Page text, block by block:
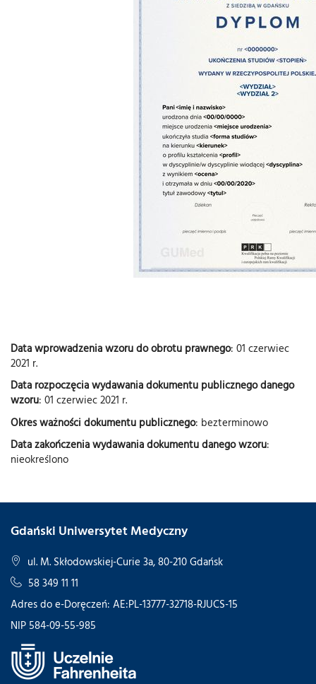
Data wprowadzenia wzoru do obrotu prawnego: 01 czerwiec
2021 r.
Data rozpoczęcia wydawania dokumentu publicznego danego
wzoru: 01 czerwiec 2021 r.
Okres ważności dokumentu publicznego: bezterminowo
Data zakończenia wydawania dokumentu danego wzoru:
nieokreślono
Gdański Uniwersytet Medyczny
ul. M. Skłodowskiej-Curie 3a, 80-210 Gdańsk
58 349 11 11
Adres do e-Doręczeń: AE:PL-13777-32718-RJUCS-15
NIP 584-09-55-985